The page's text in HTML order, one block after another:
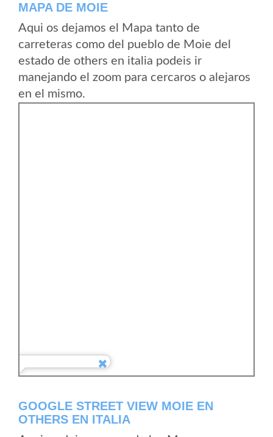
MAPA DE MOIE
Aqui os dejamos el Mapa tanto de
carreteras como del pueblo de Moie del
estado de others en italia podeis ir
manejando el zoom para cercaros o alejaros
en el mismo.
GOOGLE STREET VIEW MOIE EN
OTHERS EN ITALIA